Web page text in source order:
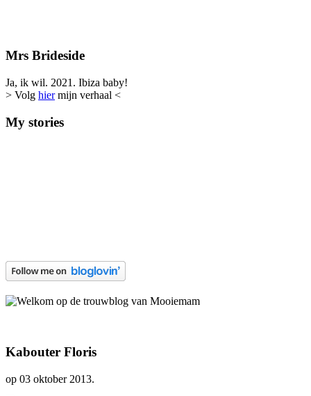
Mrs Brideside
Ja, ik wil. 2021. Ibiza baby!
> Volg hiermijn verhaal <
My stories
Kabouter Floris
op 03 oktober 2013.